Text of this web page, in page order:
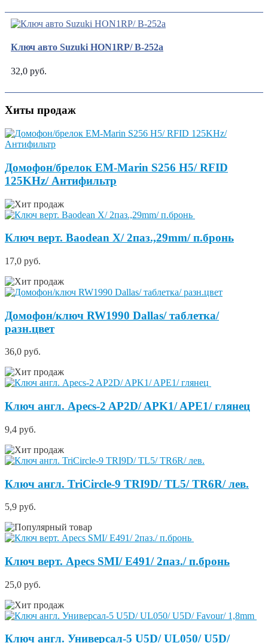
Ключ авто Suzuki HON1RP/ В-252a
32,0 руб.
Хиты продаж
Домофон/брелок EM-Marin S256 H5/ RFID
125KHz/ Антифильтр
Ключ верт. Baodean X/ 2паз.,29mm/ п.бронь
17,0 руб.
Домофон/ключ RW1990 Dallas/ таблетка/
разн.цвет
36,0 руб.
Ключ англ. Apecs-2 AP2D/ APK1/ APE1/ глянец
9,4 руб.
Ключ англ. TriCircle-9 TRI9D/ TL5/ TR6R/ лев.
5,9 руб.
Ключ верт. Apecs SMI/ E491/ 2паз./ п.бронь
25,0 руб.
Ключ англ. Универсал-5 U5D/ UL050/ U5D/